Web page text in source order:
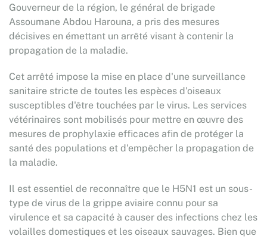
Gouverneur de la région, le général de brigade
Assoumane Abdou Harouna, a pris des mesures
décisives en émettant un arrêté visant à contenir la
propagation de la maladie.
Cet arrêté impose la mise en place d'une surveillance
sanitaire stricte de toutes les espèces d'oiseaux
susceptibles d'être touchées par le virus. Les services
vétérinaires sont mobilisés pour mettre en œuvre des
mesures de prophylaxie efficaces afin de protéger la
santé des populations et d'empêcher la propagation de
la maladie.
Il est essentiel de reconnaître que le H5N1 est un sous-
type de virus de la grippe aviaire connu pour sa
virulence et sa capacité à causer des infections chez les
volailles domestiques et les oiseaux sauvages. Bien que